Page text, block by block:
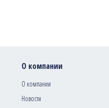
О компании
О компании
Новости